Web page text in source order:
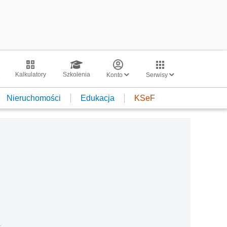
Kalkulatory Szkolenia Konto Serwisy
Nieruchomości Edukacja KSeF